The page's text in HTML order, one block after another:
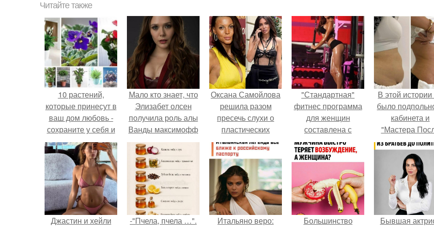
Читайте также
10 растений,
которые принесут в
ваш дом любовь -
сохраните у себя и
обязательно
попробуйте!
Мало кто знает, что
Элизабет олсен
получила роль алы
Ванды максимофф
не сразу.
Оксана Самойлова
решила разом
пресечь слухи о
пластических
операциях и
публично
прояснила
ситуацию.
"Стандартная"
фитнес программа
для женщин
составлена с
целью:
В этой
было
кабинета и
"Мастера
Курсов".
Джастин и хейли
-"Пчела, пчела …".
Итальяно веро:
Большинство
Бывшая